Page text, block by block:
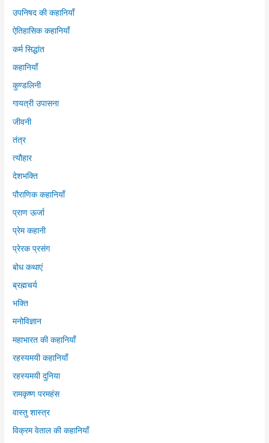
उपनिषद की कहानियाँ
ऐतिहासिक कहानियाँ
कर्म सिद्धांत
कहानियाँ
कुण्डलिनी
गायत्री उपासना
जीवनी
तंत्र
त्यौहार
देशभक्ति
पौराणिक कहानियाँ
प्राण ऊर्जा
प्रेम कहानी
प्रेरक प्रसंग
बोध कथाएं
ब्रह्मचर्य
भक्ति
मनोविज्ञान
महाभारत की कहानियाँ
रहस्यमयी कहानियाँ
रहस्यमयी दुनिया
रामकृष्ण परमहंस
वास्तु शास्त्र
विक्रम वेताल की कहानियाँ